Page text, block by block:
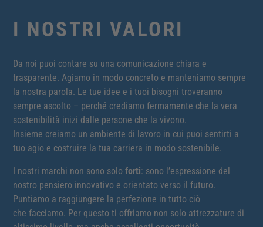
I NOSTRI VALORI
Da noi puoi contare su una comunicazione chiara e
trasparente. Agiamo in modo concreto e manteniamo sempre
la nostra parola. Le tue idee e i tuoi bisogni troveranno
sempre ascolto – perché crediamo fermamente che la vera
sostenibilità inizi dalle persone che la vivono.
Insieme creiamo un ambiente di lavoro in cui puoi sentirti a
tuo agio e costruire la tua carriera in modo sostenibile.
I nostri marchi non sono soloforti: sono l’espressione del
nostro pensiero innovativo e orientato verso il futuro.
Puntiamo a raggiungere la perfezione in tutto ciò
che facciamo. Per questo ti offriamo non solo attrezzature di